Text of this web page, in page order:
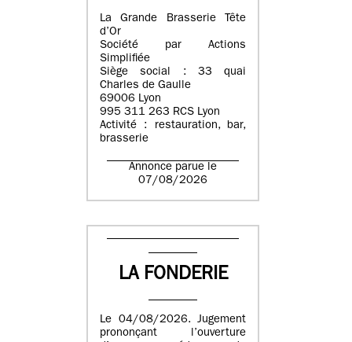
La Grande Brasserie Tête
d’Or
Société par Actions
Simplifiée
Siège social : 33 quai
Charles de Gaulle
69006 Lyon
995 311 263 RCS Lyon
Activité : restauration, bar,
brasserie
Annonce parue le
07/08/2026
LA FONDERIE
Le 04/08/2026. Jugement
prononçant l’ouverture